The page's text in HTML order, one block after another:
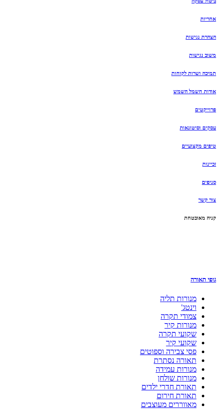
אחריות
הצהרת נגישות
משוב נגישות
תמיכה ושרות לקוחות
אודות חשמל השמש
פרוייקטים
עסקים וסיטונאות
טיפים מקצועיים
זכיינות
סניפים
צור קשר
קניה מאובטחת
גופי תאורה
מנורות תליה
וינטג'
צמודי תקרה
מנורות קיר
שקועי תקרה
שקועי קיר
פסי צבירה וספוטים
תאורה נסתרת
מנורות עמידה
מנורות שולחן
תאורת חדרי ילדים
תאורת חירום
מאווררים מעוצבים